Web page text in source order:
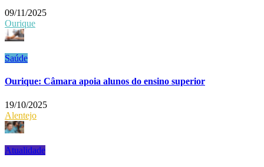
09/11/2025
Ourique
Saúde
Ourique: Câmara apoia alunos do ensino superior
19/10/2025
Alentejo
Atualidade